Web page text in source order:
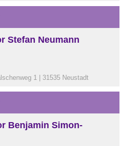
Stefan Neumann
1 | 31535 Neustadt
Benjamin Simon-